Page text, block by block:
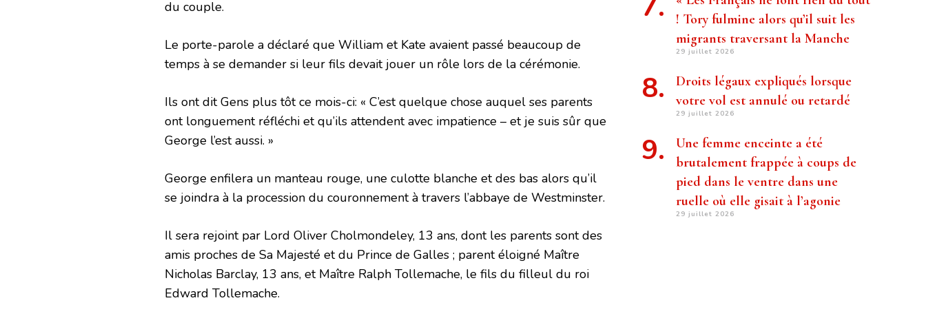
du couple.
Le porte-parole a déclaré que William et Kate avaient passé beaucoup de
temps à se demander si leur fils devait jouer un rôle lors de la cérémonie.
Ils ont dit Gens plus tôt ce mois-ci: « C’est quelque chose auquel ses parents
ont longuement réfléchi et qu’ils attendent avec impatience – et je suis sûr que
George l’est aussi. »
George enfilera un manteau rouge, une culotte blanche et des bas alors qu’il
se joindra à la procession du couronnement à travers l’abbaye de Westminster.
Il sera rejoint par Lord Oliver Cholmondeley, 13 ans, dont les parents sont des
amis proches de Sa Majesté et du Prince de Galles ; parent éloigné Maître
Nicholas Barclay, 13 ans, et Maître Ralph Tollemache, le fils du filleul du roi
Edward Tollemache.
! Tory fulmine alors qu’il suit les
migrants traversant la Manche
29 juillet 2026
Droits légaux expliqués lorsque
votre vol est annulé ou retardé
29 juillet 2026
Une femme enceinte a été
brutalement frappée à coups de
pied dans le ventre dans une
ruelle où elle gisait à l’agonie
29 juillet 2026